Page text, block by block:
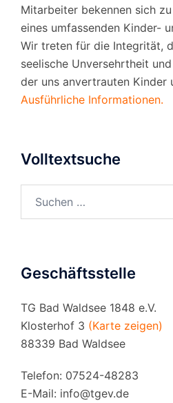
Mitarbeiter bekennen sich
eines umfassenden Kinder-
Wir treten für die Integrität,
seelische Unversehrtheit
der uns anvertrauten Kinder
Ausführliche Informationen.
Volltextsuche
Geschäftsstelle
TG Bad Waldsee 1848 e.V.
Klosterhof 3 (Karte zeigen)
88339 Bad Waldsee
Telefon: 07524-48283
E-Mail: info@tgev.de